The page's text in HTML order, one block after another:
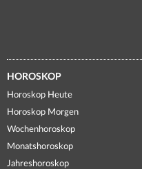
HOROSKOP
Horoskop Heute
Horoskop Morgen
Wochenhoroskop
Monatshoroskop
Jahreshoroskop